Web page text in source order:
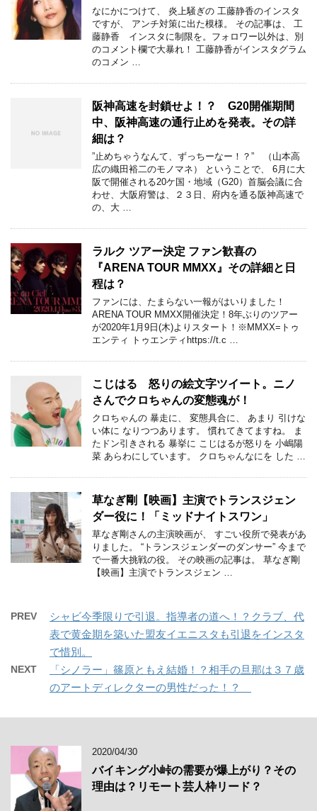
なにかにつけて、 炎上騒ぎの 工藤静香のインスタ
ですが、 アンチ対策に出た模様。 その記事は、 工
藤静香 インスタに制限を。フォロワー以外は、別
のコメント欄で大暴れ！ 工藤静香がインスタグラム
のコメン …
阪神高速を封鎖せよ！？ G20開催期間
中、阪神高速の通行止めを発表。その詳
細は？
”止めちゃうなんて、ずっちーなー！？” （山本高
広の織田裕二のモノマネ） ということで、 6月に大
阪で開催される20ケ国・地域（G20）首脳会議に合
わせ、大阪府警は、２３日、府内を通る阪神高速で
の、大 …
ラルク ツアー決定 ファン歓喜の
『ARENA TOUR MMXX』その詳細と日
程は？
ファンには、たまらない一報がはいりました！
ARENA TOUR MMXX開催決定！8年ぶりのツアー
が2020年1月9日(木)よりスタート！※MMXX=トゥ
エンティ トゥエンティhttps://t.c …
こじはる 怒りの絵文字ツイート。ニノ
さんでクロちゃんの変態魂が！
クロちゃんの 暴走に、 変態具合に、 あまり 引けな
い体に なりつつあります。 慣れてきてますね。 ま
たドン引きされる 暴挙に こじはるが怒りを 小嶋陽
菜 あらわにしています。 クロちゃんなにを した …
草なぎ剛【映画】主演でトランスジェン
ダー役に！「ミッドナイトスワン」
草なぎ剛さんの主演映画が、 すごい役所で発表があ
りました。 “トランスジェンダーのダンサー” 今まで
で一番大挑戦の役。 その映画の記事は。 草なぎ剛
【映画】主演でトランスジェン …
PREV
シャビ今季限りで引退。指導者の道へ！？クラブ、代
表で黄金期を築いた盟友イエニスタも引退をインスタ
で惜別。
NEXT
「シノラー」篠原ともえ結婚！？相手の旦那は３７歳
のアートディレクターの男性だった！？
2020/04/30
バイキング小峠の需要が爆上がり？その
理由は？リモート芸人枠リード？